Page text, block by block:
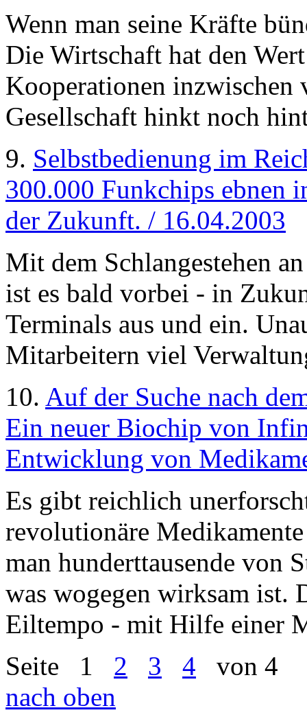
Wenn man seine Kräfte
Die Wirtschaft hat den
Kooperationen inzwischen
Gesellschaft hinkt noch
9. Selbstbedienung im
300.000 Funkchips ebnen
der Zukunft. / 16.04.2003
Mit dem Schlangestehen
ist es bald vorbei - in
Terminals aus und ein.
Mitarbeitern viel
10. Auf der Suche nach
Ein neuer Biochip von
Entwicklung von
Es gibt reichlich
revolutionäre
man hunderttausende von
was wogegen wirksam ist.
Eiltempo - mit Hilfe einer
Seite 1 2 3 4 von 4
nach oben